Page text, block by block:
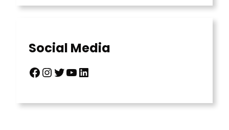
Social Media
Facebook InstagramTwitter YouTube LinkedIn